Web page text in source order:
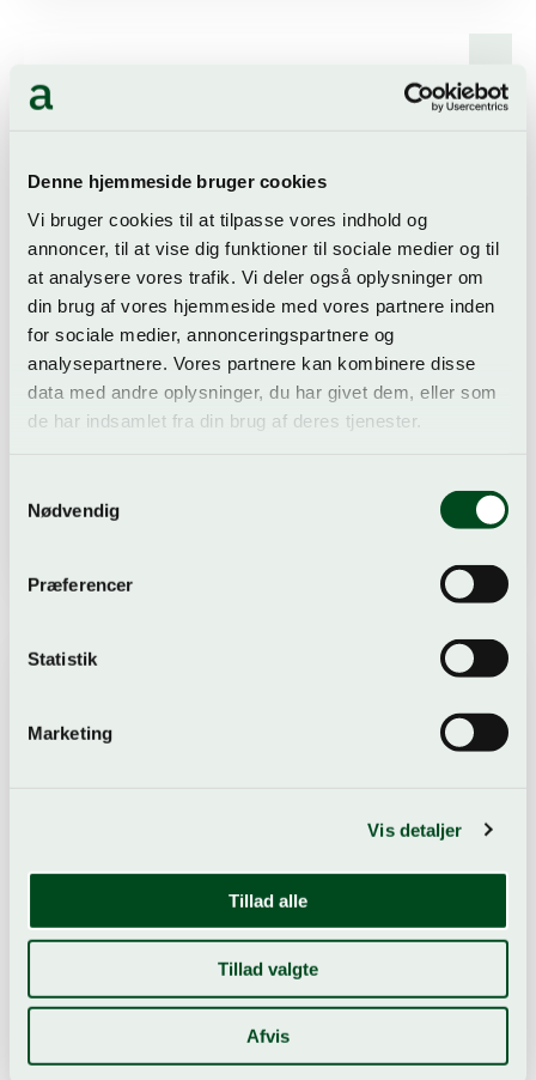
Denne hjemmeside bruger cookies
Vi bruger cookies til at tilpasse vores indhold og
annoncer, til at vise dig funktioner til sociale medier og til
at analysere vores trafik. Vi deler også oplysninger om
din brug af vores hjemmeside med vores partnere inden
for sociale medier, annonceringspartnere og
analysepartnere. Vores partnere kan kombinere disse
data med andre oplysninger, du har givet dem, eller som
de har indsamlet fra din brug af deres tjenester.
Nødvendig
Præferencer
Statistik
Marketing
Vis detaljer
Tillad alle
Tillad valgte
Afvis